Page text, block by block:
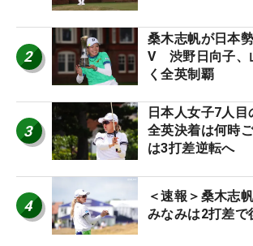
2
桑木志帆が日本
V 渋野日向子、
く全英制覇
3
日本人女子7人
全英決着は何時
は3打差逆転へ
4
＜速報＞桑木志
みなみは2打差で